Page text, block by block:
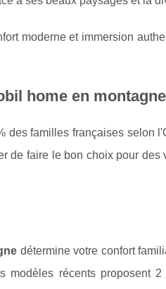
moderne et immersion
home en
des familles françaises selon
de faire le bon choix pour
détermine votre confort
récents proposent